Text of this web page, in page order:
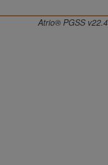
Atrio® PGSS v22.4